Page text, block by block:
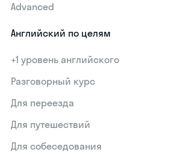
Advanced
Английский по целям
+1 уровень английского
Разговорный курс
Для переезда
Для путешествий
Для собеседования